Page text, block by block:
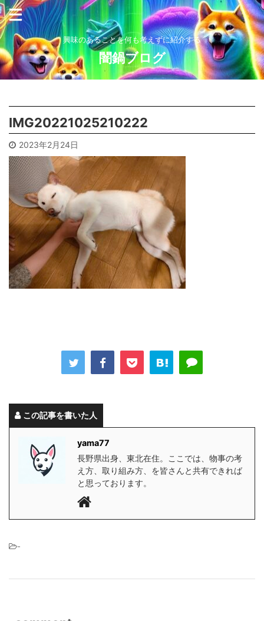
興味のあることを何も考えずに紹介する
闇鍋ブログ
IMG20221025210222
2023年2月24日
この記事を書いた人
yama77
長野県出身、東北在住。ここでは、物事の考
え方、取り組み方、を皆さんと共有できれば
と思っております。
-